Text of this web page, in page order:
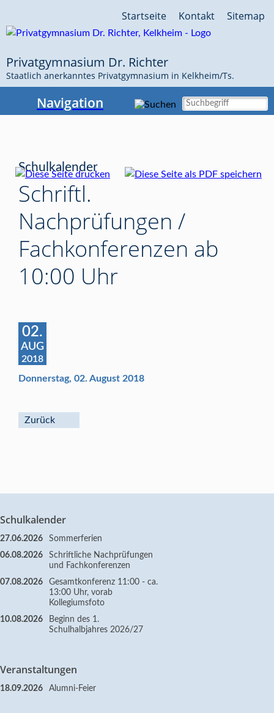
überspringen
Sitemap
Kontakt
Startseite
Privatgymnasium Dr. Richter
Staatlich anerkanntes Privatgymnasium in Kelkheim/Ts.
Navigation
Schulkalender
Schriftl.
Nachprüfungen /
Fachkonferenzen ab
10:00 Uhr
02.
AUG
2018
Donnerstag, 02. August 2018
Zurück
Schulkalender
27.06.2026
Sommerferien
06.08.2026
Schriftliche Nachprüfungen
und Fachkonferenzen
07.08.2026
Gesamtkonferenz 11:00 - ca.
13:00 Uhr, vorab
Kollegiumsfoto
10.08.2026
Beginn des 1.
Schulhalbjahres 2026/27
Veranstaltungen
18.09.2026 Alumni-Feier